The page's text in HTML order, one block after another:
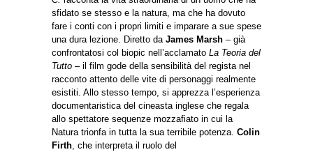
sfidato se stesso e la natura, ma che ha dovuto
fare i conti con i propri limiti e imparare a sue spese
una dura lezione. Diretto da James Marsh – già
confrontatosi col biopic nell’acclamato La Teoria del
Tutto – il film gode della sensibilità del regista nel
racconto attento delle vite di personaggi realmente
esistiti. Allo stesso tempo, si apprezza l’esperienza
documentaristica del cineasta inglese che regala
allo spettatore sequenze mozzafiato in cui la
Natura trionfa in tutta la sua terribile potenza. Colin
Firth, che interpreta il ruolo del